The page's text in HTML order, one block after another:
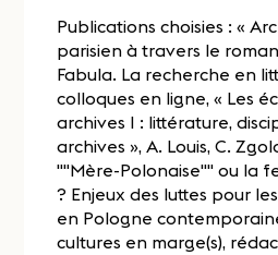
Publications choisies : «
parisien à travers le
Fabula. La recherche en
colloques en ligne, « Les
archives I : littérature,
archives », A. Louis, C.
""Mère-Polonaise"" ou la
? Enjeux des luttes pour
en Pologne
cultures en marge(s),